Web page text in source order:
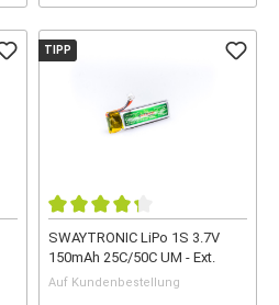
TIPP
SWAYTRONIC LiPo 1S 3.7V
150mAh 25C/50C UM - Ext.
Auf Kundenbestellung